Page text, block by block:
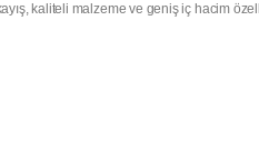
kaliteli malzeme ve geniş iç hacim